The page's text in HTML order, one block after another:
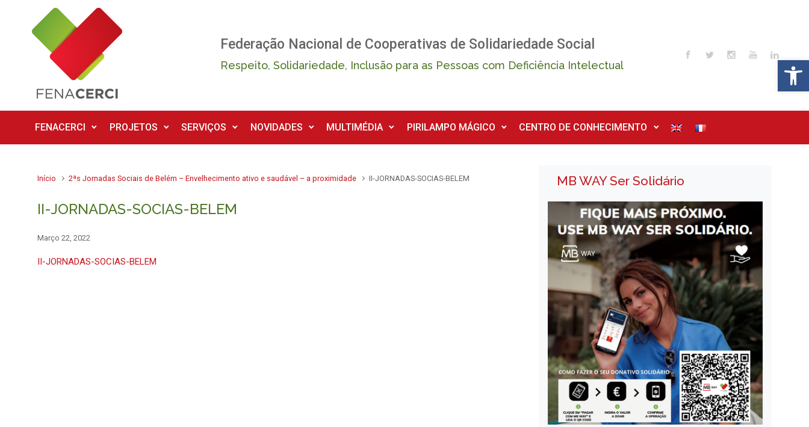
Skip to main content
Federação Nacional de Cooperativas de Solidariedade Social
Respeito, Solidariedade, Inclusão para as Pessoas com Deficiência Intelectual
FENACERCI PROJETOS SERVIÇOS NOVIDADES MULTIMÉDIA PIRILAMPO MÁGICO CENTRO DE CONHECIMENTO
Início 2ªs Jornadas Sociais de Belém – Envelhecimento ativo e saudável – a proximidade II-JORNADAS-SOCIAS-BELEM
II-JORNADAS-SOCIAS-BELEM
Março 22, 2022
II-JORNADAS-SOCIAS-BELEM
MB WAY Ser Solidário